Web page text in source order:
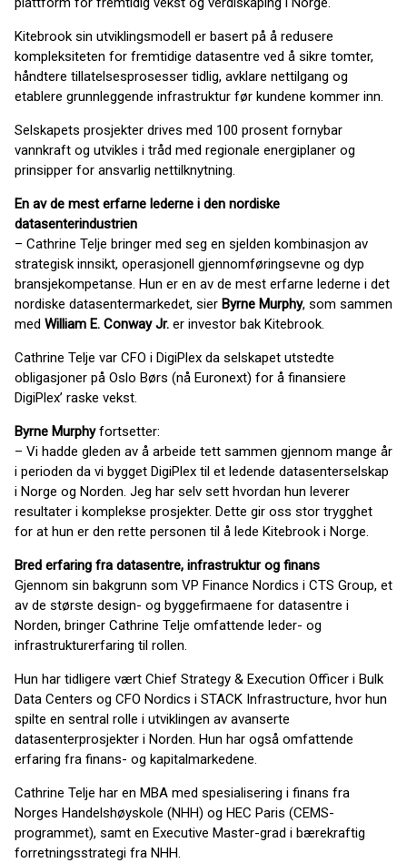
Kitebrook sin utviklingsmodell er basert på å redusere
kompleksiteten for fremtidige datasentre ved å sikre tomter,
håndtere tillatelsesprosesser tidlig, avklare nettilgang og
etablere grunnleggende infrastruktur før kundene kommer inn.
Selskapets prosjekter drives med 100 prosent fornybar
vannkraft og utvikles i tråd med regionale energiplaner og
prinsipper for ansvarlig nettilknytning.
En av de mest erfarne lederne i den nordiske
datasenterindustrien
– Cathrine Telje bringer med seg en sjelden kombinasjon av
strategisk innsikt, operasjonell gjennomføringsevne og dyp
bransjekompetanse. Hun er en av de mest erfarne lederne i det
nordiske datasentermarkedet, sier Byrne Murphy, som sammen
med William E. Conway Jr. er investor bak Kitebrook.
Cathrine Telje var CFO i DigiPlex da selskapet utstedte
obligasjoner på Oslo Børs (nå Euronext) for å finansiere
DigiPlex’ raske vekst.
Byrne Murphyfortsetter:
– Vi hadde gleden av å arbeide tett sammen gjennom mange år
i perioden da vi bygget DigiPlex til et ledende datasenterselskap
i Norge og Norden. Jeg har selv sett hvordan hun leverer
resultater i komplekse prosjekter. Dette gir oss stor trygghet
for at hun er den rette personen til å lede Kitebrook i Norge.
Bred erfaring fra datasentre, infrastruktur og finans
Gjennom sin bakgrunn som VP Finance Nordics i CTS Group, et
av de største design- og byggefirmaene for datasentre i
Norden, bringer Cathrine Telje omfattende leder- og
infrastrukturerfaring til rollen.
Hun har tidligere vært Chief Strategy & Execution Officer i Bulk
Data Centers og CFO Nordics i STACK Infrastructure, hvor hun
spilte en sentral rolle i utviklingen av avanserte
datasenterprosjekter i Norden. Hun har også omfattende
erfaring fra finans- og kapitalmarkedene.
Cathrine Telje har en MBA med spesialisering i finans fra
Norges Handelshøyskole (NHH) og HEC Paris (CEMS-
programmet), samt en Executive Master-grad i bærekraftig
forretningsstrategi fra NHH.